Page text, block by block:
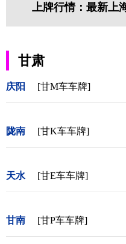
上牌行情：最新
甘肃
庆阳 [甘M车车牌]
陇南 [甘K车车牌]
天水 [甘E车车牌]
甘南 [甘P车车牌]